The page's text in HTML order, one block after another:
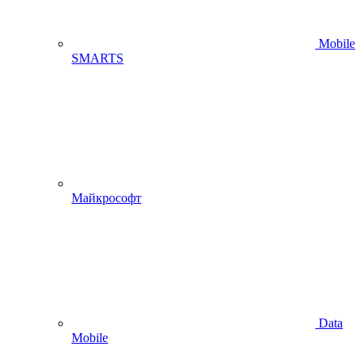
Mobile
SMARTS
Майкрософт
Data
Mobile